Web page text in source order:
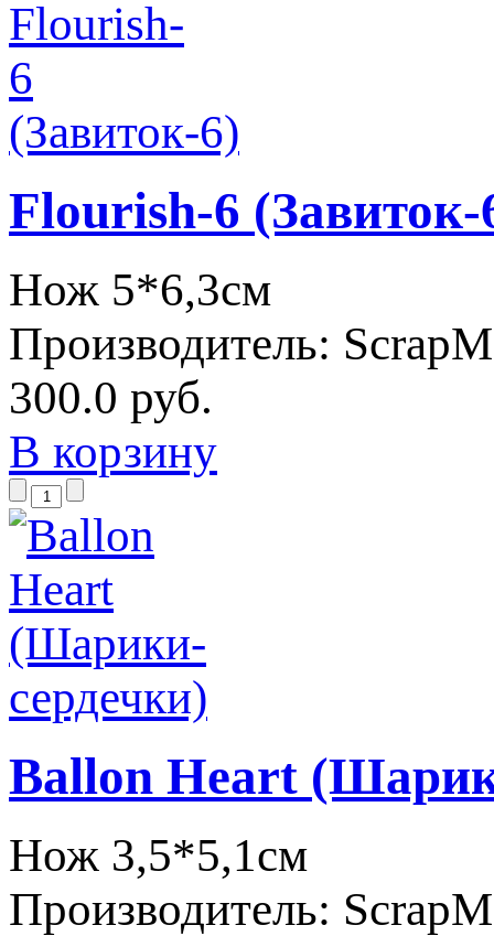
Flourish-6 (Завиток-
Нож 5*6,3см
Производитель:
300.0 руб.
В корзину
Ballon Heart
Нож 3,5*5,1см
Производитель: